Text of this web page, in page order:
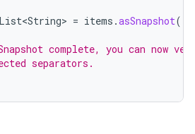
List<String> = items .asSnapshot()
complete, you can now
separators.